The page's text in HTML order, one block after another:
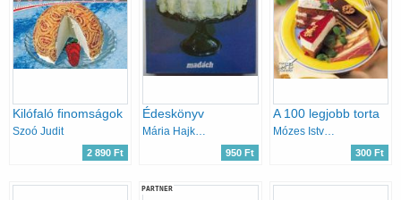
Kilófaló finomságok
Szoó Judit
2 890 Ft
Édeskönyv
Mária Hajková
950 Ft
A 100 legjobb torta
Mózes István Miklós
300 Ft
PARTNER